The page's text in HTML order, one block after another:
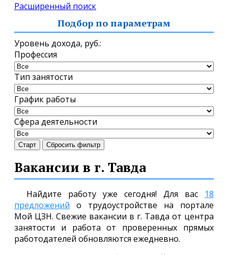
Расширенный поиск
Подбор по параметрам
Уровень дохода, руб.:
Профессия
Тип занятости
График работы
Сфера деятельности
Старт Сбросить фильтр
Вакансии в г. Тавда
Найдите работу уже сегодня! Для вас 18
предложений о трудоустройстве на портале
Мой ЦЗН. Свежие вакансии в г. Тавда от центра
занятости и работа от проверенных прямых
работодателей обновляются ежедневно.